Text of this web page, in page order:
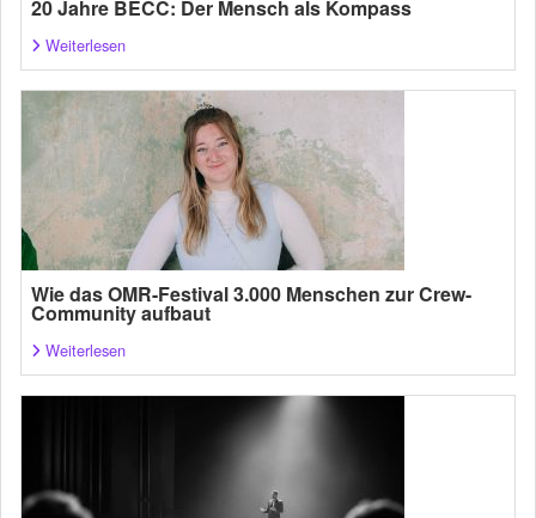
20 Jahre BECC: Der Mensch als Kompass
Weiterlesen
Wie das OMR-Festival 3.000 Menschen zur Crew-
Community aufbaut
Weiterlesen